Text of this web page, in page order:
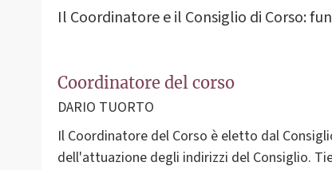
Il Coordinatore e il Consiglio di Corso:
Coordinatore del corso
DARIO TUORTO
Il Coordinatore del Corso è eletto dal
dell'attuazione degli indirizzi del Consiglio.